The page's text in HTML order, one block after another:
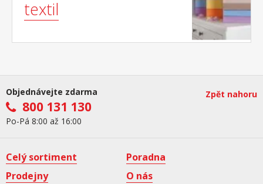
textil
Objednávejte zdarma
800 131 130
Po-Pá 8:00 až 16:00
Zpět nahoru
Celý sortiment
Poradna
Prodejny
O nás